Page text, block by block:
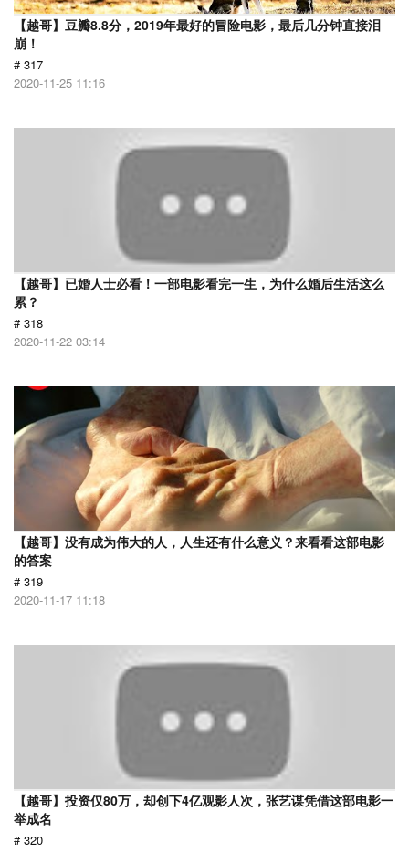
【越哥】豆瓣8.8分，2019年最好的冒险电影，最后几分钟直接泪
崩！
# 317
2020-11-25 11:16
【越哥】已婚人士必看！一部电影看完一生，为什么婚后生活这么
累？
# 318
2020-11-22 03:14
【越哥】没有成为伟大的人，人生还有什么意义？来看看这部电影
的答案
# 319
2020-11-17 11:18
【越哥】投资仅80万，却创下4亿观影人次，张艺谋凭借这部电影一
举成名
# 320